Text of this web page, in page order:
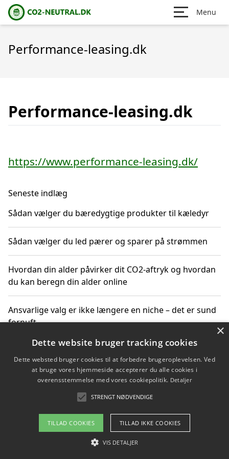
Menu
Performance-leasing.dk
Performance-leasing.dk
https://www.performance-leasing.dk/
Seneste indlæg
Sådan vælger du bæredygtige produkter til kæledyr
Sådan vælger du led pærer og sparer på strømmen
Hvordan din alder påvirker dit CO2-aftryk og hvordan
du kan beregn din alder online
Ansvarlige valg er ikke længere en niche – det er sund
fornuft
Sådan kan du handle bæredygtigt og bestil med
faktura
Om / kontakt
Blog Betingelser
×
Dette website bruger tracking cookies
Dette websted bruger cookies til at forbedre brugeroplevelsen. Ved
at bruge vores hjemmeside accepterer du alle cookies i
overensstemmelse med vores cookiepolitik. Detaljer
STRENGT NØDVENDIGE
TILLAD COOKIES TILLAD IKKE COOKIES
VIS DETALJER